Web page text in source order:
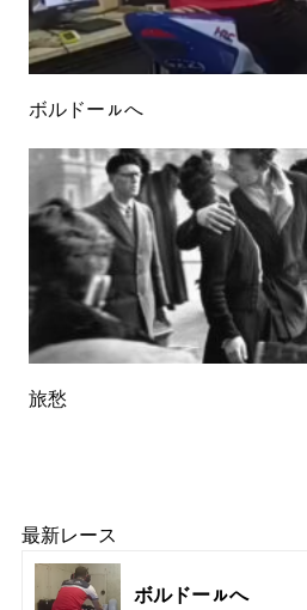
ボルドーㇽへ
旅愁
最新レース
ボルドーㇽへ